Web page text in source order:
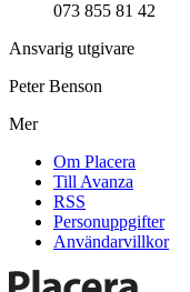
073 855 81 42
Ansvarig utgivare
Peter Benson
Mer
Om Placera
Till Avanza
RSS
Personuppgifter
Användarvillkor